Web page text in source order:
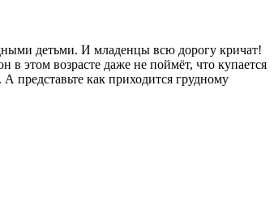
детьми. И младенцы всю дорогу кричат!
этом возрасте даже не поймёт, что купается
представьте как приходится грудному